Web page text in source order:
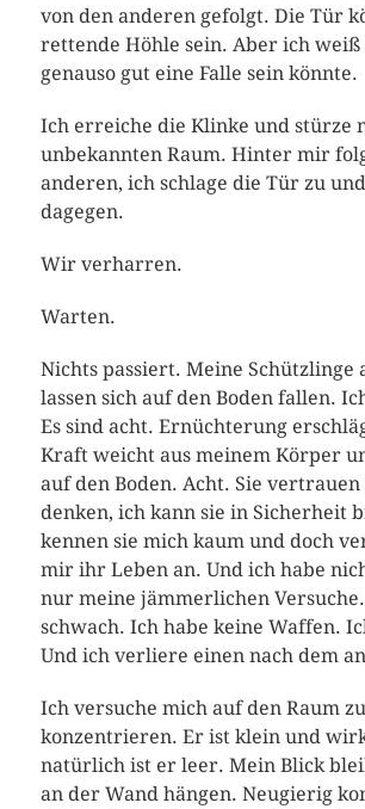
von den anderen gefolgt. Die Tür
rettende Höhle sein. Aber ich weiß
genauso gut eine Falle sein könnte.
Ich erreiche die Klinke und stürze
unbekannten Raum. Hinter mir
anderen, ich schlage die Tür zu
dagegen.
Wir verharren.
Warten.
Nichts passiert. Meine Schützlinge
lassen sich auf den Boden fallen.
Es sind acht. Ernüchterung
Kraft weicht aus meinem Körper
auf den Boden. Acht. Sie
denken, ich kann sie in Sicherheit
kennen sie mich kaum und doch
mir ihr Leben an. Und ich habe
nur meine jämmerlichen
schwach. Ich habe keine Waffen.
Und ich verliere einen nach dem
Ich versuche mich auf den Raum zu
konzentrieren. Er ist klein und
natürlich ist er leer. Mein Blick
an der Wand hängen. Neugierig